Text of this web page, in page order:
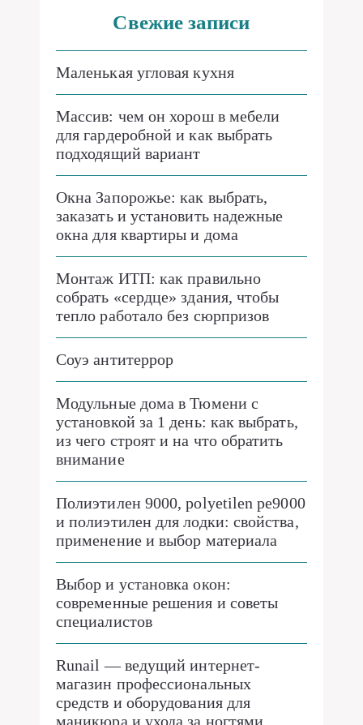
Свежие записи
Маленькая угловая кухня
Массив: чем он хорош в мебели
для гардеробной и как выбрать
подходящий вариант
Окна Запорожье: как выбрать,
заказать и установить надежные
окна для квартиры и дома
Монтаж ИТП: как правильно
собрать «сердце» здания, чтобы
тепло работало без сюрпризов
Соуэ антитеррор
Модульные дома в Тюмени с
установкой за 1 день: как выбрать,
из чего строят и на что обратить
внимание
Полиэтилен 9000, polyetilen pe9000
и полиэтилен для лодки: свойства,
применение и выбор материала
Выбор и установка окон:
современные решения и советы
специалистов
Runail — ведущий интернет-
магазин профессиональных
средств и оборудования для
маникюра и ухода за ногтями